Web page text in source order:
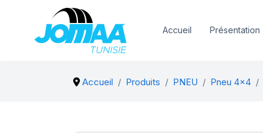
Accueil Présentation
Accueil Produits PNEU Pneu 4x4